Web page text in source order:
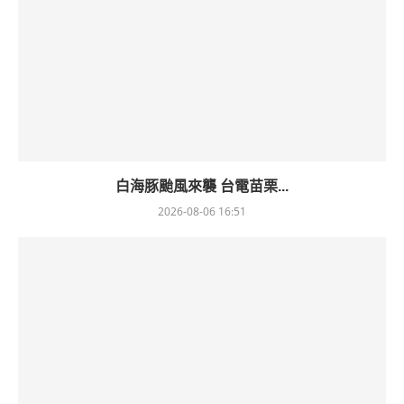
白海豚颱風來襲 台電苗栗...
2026-08-06 16:51